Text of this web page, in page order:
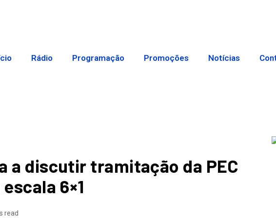
Rádio Programação Promoções Notícias
a discutir tramitação da PEC
6×1
read